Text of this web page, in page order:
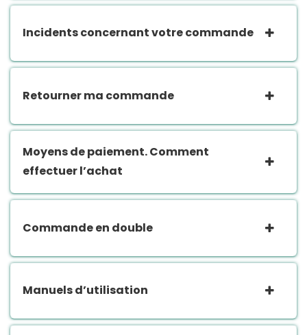
Incidents concernant votre commande
Retourner ma commande
Moyens de paiement. Comment
effectuer l’achat
Commande en double
Manuels d’utilisation